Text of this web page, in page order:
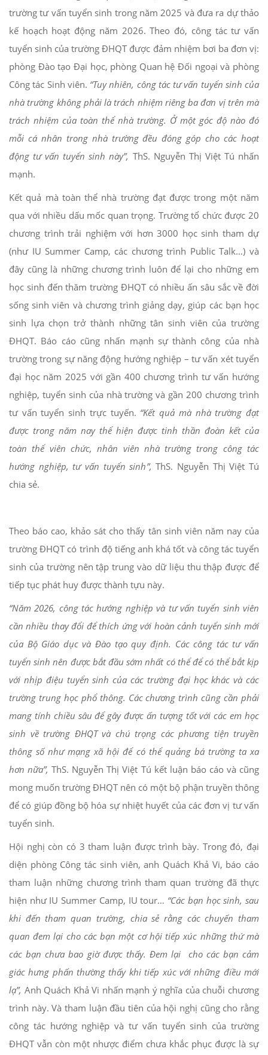
trường tư vấn tuyển sinh trong năm 2025 và đưa ra dự thảo
kế hoạch hoạt động năm 2026. Theo đó, công tác tư vấn
tuyển sinh của trường ĐHQT được đảm nhiệm bơi ba đơn vị:
phòng Đào tạo Đại học, phòng Quan hệ Đối ngoại và phòng
Công tác Sinh viên. “Tuy nhiên, công tác tư vấn tuyển sinh của
nhà trường không phải là trách nhiệm riêng ba đơn vị trên mà
trách nhiệm của toàn thể nhà trường. Ở một góc độ nào đó
mỗi cá nhân trong nhà trường đều đóng góp cho các hoạt
động tư vấn tuyển sinh này”, ThS. Nguyễn Thị Việt Tú nhấn
mạnh.
Kết quả mà toàn thể nhà trường đạt được trong một năm
qua với nhiều dấu mốc quan trọng. Trường tổ chức được 20
chương trình trải nghiệm với hơn 3000 học sinh tham dự
(như IU Summer Camp, các chương trình Public Talk…) và
đây cũng là những chương trình luôn để lại cho những em
học sinh đến thăm trường ĐHQT có nhiều ấn sâu sắc về đời
sống sinh viên và chương trình giảng dạy, giúp các bạn học
sinh lựa chọn trở thành những tân sinh viên của trường
ĐHQT. Báo cáo cũng nhấn mạnh sự thành công của nhà
trường trong sự năng động hướng nghiệp – tư vấn xét tuyển
đại học năm 2025 với gần 400 chương trình tư vấn hướng
nghiệp, tuyển sinh của nhà trường và gần 200 chương trình
tư vấn tuyển sinh trực tuyến. “Kết quả mà nhà trường đạt
được trong năm nay thể hiện được tinh thần đoàn kết của
toàn thể viên chức, nhân viên nhà trường trong công tác
hướng nghiệp, tư vấn tuyển sinh”, ThS. Nguyễn Thị Việt Tú
chia sẻ.
Theo báo cao, khảo sát cho thấy tân sinh viên năm nay của
trường ĐHQT có trình độ tiếng anh khá tốt và công tác tuyển
sinh của trường nên tập trung vào dữ liệu thu thập được để
tiếp tục phát huy được thành tựu này.
“Năm 2026, công tác hướng nghiệp và tư vấn tuyển sinh viên
cần nhiều thay đổi để thích ứng với hoàn cảnh tuyển sinh mới
của Bộ Giáo dục và Đào tạo quy định. Các công tác tư vấn
tuyển sinh nên được bắt đầu sớm nhất có thể để có thể bắt kịp
với nhịp điệu tuyển sinh của các trường đại học khác và các
trường trung học phổ thông. Các chương trình cũng cần phải
mang tính chiều sâu để gây được ấn tượng tốt với các em học
sinh về trường ĐHQTvà chú trọng các phương tiện truyền
thông số như mạng xã hội để có thể quảng bá trường ta xa
hơn nữa”, ThS. Nguyễn Thị Việt Tú kết luận báo cáo và cũng
mong muốn trường ĐHQT nên có một bộ phận truyền thông
để có giúp đồng bộ hóa sự nhiệt huyết của các đơn vị tư vấn
tuyển sinh.
Hội nghị còn có 3 tham luận được trình bày. Trong đó, đại
diện phòng Công tác sinh viên, anh Quách Khả Vi, báo cáo
tham luận những chương trình tham quan trường đã thực
hiện như IU Summer Camp, IU tour… “Các bạn học sinh, sau
khi đến tham quan trường, chia sẻ rằng các chuyến tham
quan đem lại cho các bạn một cơ hội tiếp xúc những thứ mà
các bạn chưa bao giờ được thấy. Đem lại cho các bạn cảm
giác hưng phấn thường thấy khi tiếp xúc với những điều mới
lạ”, Anh Quách Khả Vi nhấn mạnh ý nghĩa của chuỗi chương
trình này. Và tham luận đầu tiên của hội nghị cũng cho rằng
công tác hướng nghiệp và tư vấn tuyển sinh của trường
ĐHQT vẫn còn một nhược điểm chưa khắc phục được là sự